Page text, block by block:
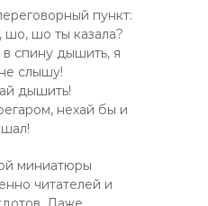
пункт:
шо ты казала?
спину дышить, я
слышу!
дышить!
нехай бы и
миниатюры
читателей и